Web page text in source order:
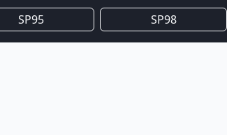
SP95 SP98